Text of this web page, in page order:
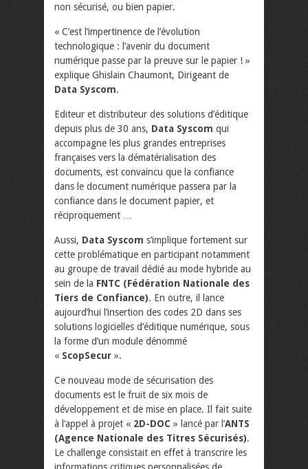
non sécurisé, ou bien papier.
« C’est l’impertinence de l’évolution
technologique : l’avenir du document
numérique passe par la preuve sur le papier ! »
explique Ghislain Chaumont, Dirigeant de
Data Syscom.
Editeur et distributeur des solutions d’éditique
depuis plus de 30 ans, Data Syscom qui
accompagne les plus grandes entreprises
françaises vers la dématérialisation des
documents, est convaincu que la confiance
dans le document numérique passera par la
confiance dans le document papier, et
réciproquement …
Aussi, Data Syscom s’implique fortement sur
cette problématique en participant notamment
au groupe de travail dédié au mode hybride au
sein de la FNTC (Fédération Nationale des
Tiers de Confiance). En outre, il lance
aujourd’hui l’insertion des codes 2D dans ses
solutions logicielles d’éditique numérique, sous
la forme d’un module dénommé
« ScopSecur ».
Ce nouveau mode de sécurisation des
documents est le fruit de six mois de
développement et de mise en place. Il fait suite
à l’appel à projet « 2D-DOC » lancé par l’ANTS
(Agence Nationale des Titres Sécurisés).
Le challenge consistait en effet à transcrire les